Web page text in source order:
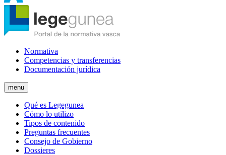
Normativa
Competencias y transferencias
Documentación jurídica
menu
Qué es Legegunea
Cómo lo utilizo
Tipos de contenido
Preguntas frecuentes
Consejo de Gobierno
Dossieres